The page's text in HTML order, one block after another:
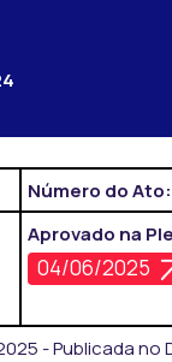
Número do Ato:
Aprovado na
04/06/2025
- Publicada no